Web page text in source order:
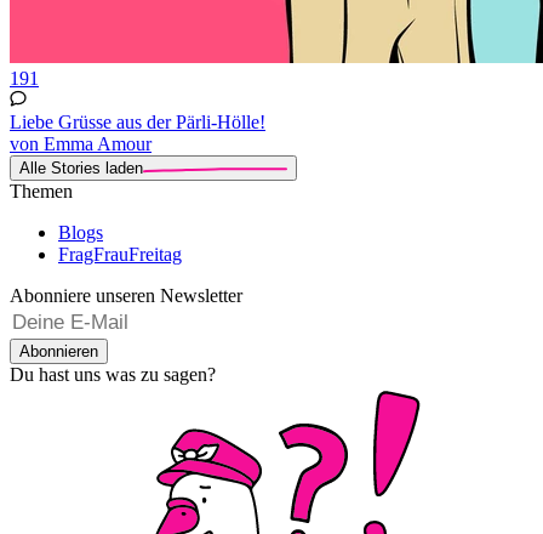
191
Liebe Grüsse aus der Pärli-Hölle!
von Emma Amour
Alle Stories laden
Themen
Blogs
FragFrauFreitag
Abonniere unseren Newsletter
Abonnieren
Du hast uns was zu sagen?